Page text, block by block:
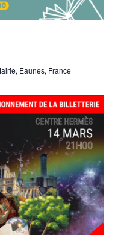
Eaunes, France